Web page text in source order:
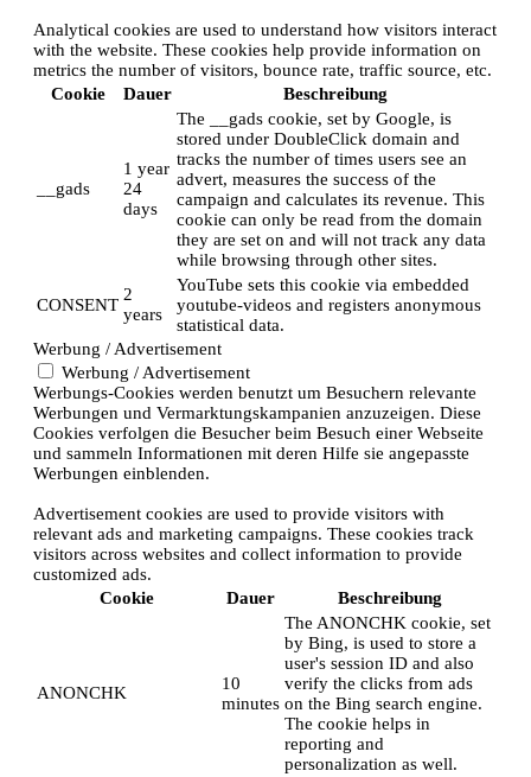
Analytical cookies are used to understand how visitors interact
with the website. These cookies help provide information on
metrics the number of visitors, bounce rate, traffic source, etc.
Cookie
Dauer Beschreibung
__gads
1 year
24
days
The __gads cookie, set by Google, is
stored under DoubleClick domain and
tracks the number of times users see an
advert, measures the success of the
campaign and calculates its revenue. This
cookie can only be read from the domain
they are set on and will not track any data
while browsing through other sites.
CONSENT
2
years
YouTube sets this cookie via embedded
youtube-videos and registers anonymous
statistical data.
Werbung / Advertisement
Werbung / Advertisement
Werbungs-Cookies werden benutzt um Besuchern relevante
Werbungen und Vermarktungskampanien anzuzeigen. Diese
Cookies verfolgen die Besucher beim Besuch einer Webseite
und sammeln Informationen mit deren Hilfe sie angepasste
Werbungen einblenden.
Advertisement cookies are used to provide visitors with
relevant ads and marketing campaigns. These cookies track
visitors across websites and collect information to provide
customized ads.
Cookie
Dauer Beschreibung
ANONCHK
10
minutes
The ANONCHK cookie, set
by Bing, is used to store a
user's session ID and also
verify the clicks from ads
on the Bing search engine.
The cookie helps in
reporting and
personalization as well.